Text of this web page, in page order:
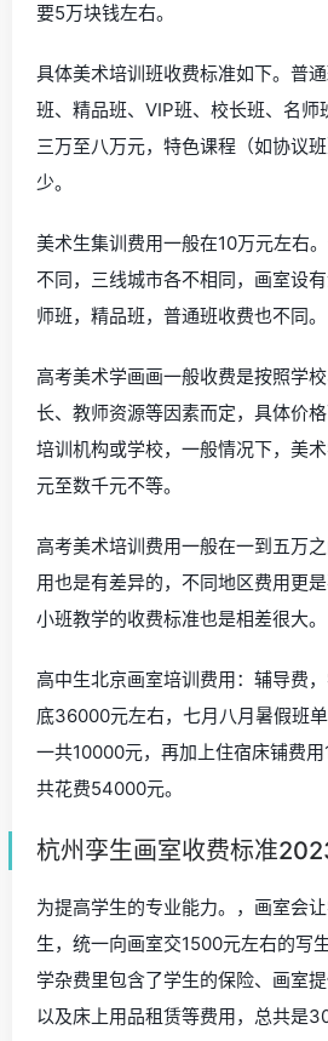
要5万块钱左右。
具体美术培训班收费标准如下。普
班、精品班、VIP班、校长班、名师
三万至八万元，特色课程（如协议
少。
美术生集训费用一般在10万元左右
不同，三线城市各不相同，画室设
师班，精品班，普通班收费也不同。
高考美术学画画一般收费是按照学
长、教师资源等因素而定，具体价
培训机构或学校，一般情况下，美
元至数千元不等。
高考美术培训费用一般在一到五万
用也是有差异的，不同地区费用更
小班教学的收费标准也是相差很大。
高中生北京画室培训费用：辅导费
底36000元左右，七月八月暑假班
一共10000元，再加上住宿床铺费
共花费54000元。
杭州孪生画室收费标准
为提高学生的专业能力。，画室会
生，统一向画室交1500元左右的写
学杂费里包含了学生的保险、画室
以及床上用品租赁等费用，总共是